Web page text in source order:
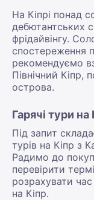
На Кіпрі понад
дебютантських
фрідайвінгу.
спостереження
рекомендуємо
Північний Кіпр,
острова.
Гарячі тури на
Під запит
турів на Кіпр з
Радимо до
перевірити
розрахувати
на Кіпр.